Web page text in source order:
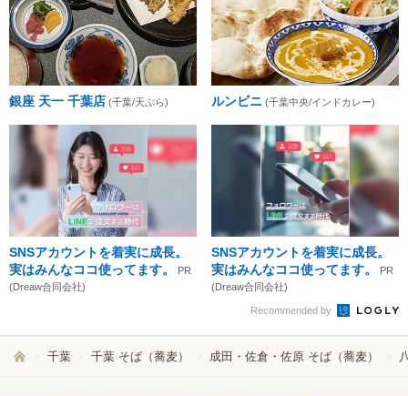
銀座 天一 千葉店 (千葉/天ぷら) ルンビニ (千葉中央/インドカレー)
SNSアカウントを着実に成長。
実はみんなココ使ってます。
PR
(Dreaw合同会社)
SNSアカウントを着実に成長。
実はみんなココ使ってます。
PR
(Dreaw合同会社)
Recommended by
千葉 千葉 そば（蕎麦） 成田・佐倉・佐原 そば（蕎麦）